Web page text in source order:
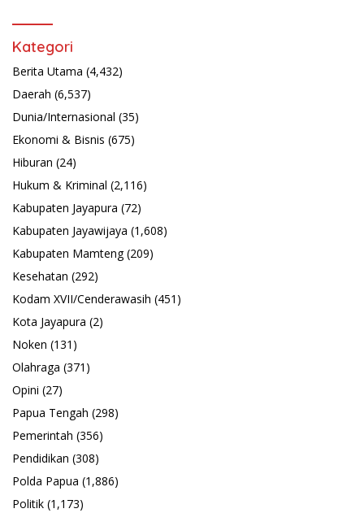
Kategori
Berita Utama (4,432)
Daerah (6,537)
Dunia/Internasional (35)
Ekonomi & Bisnis (675)
Hiburan (24)
Hukum & Kriminal (2,116)
Kabupaten Jayapura (72)
Kabupaten Jayawijaya (1,608)
Kabupaten Mamteng(209)
Kesehatan (292)
Kodam XVII/Cenderawasih (451)
Kota Jayapura (2)
Noken (131)
Olahraga (371)
Opini (27)
Papua Tengah (298)
Pemerintah (356)
Pendidikan (308)
Polda Papua (1,886)
Politik (1,173)